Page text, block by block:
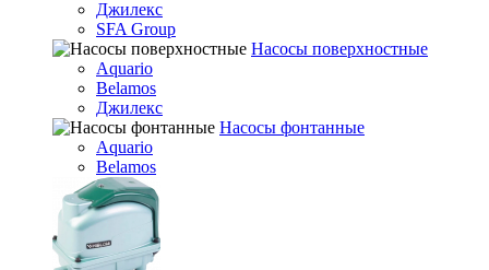
Джилекс
SFA Group
Насосы поверхностные
Aquario
Belamos
Джилекс
Насосы фонтанные
Aquario
Belamos